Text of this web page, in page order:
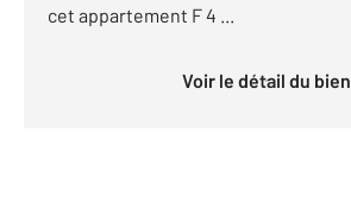
cet appartement F 4 ...
Voir le détail du bien